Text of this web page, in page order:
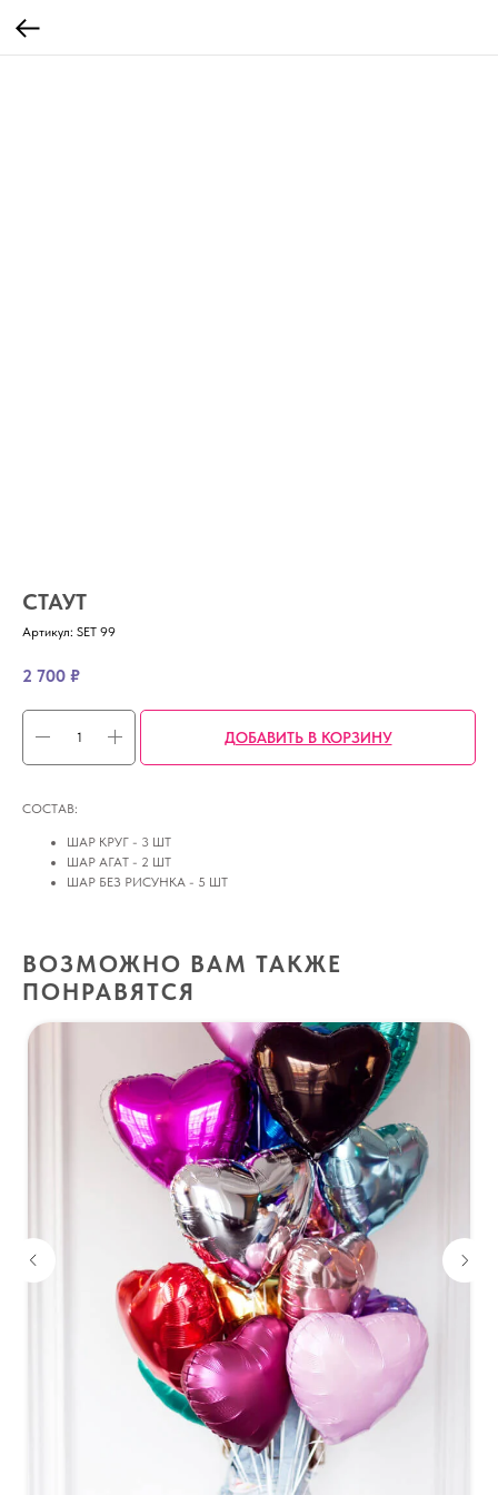
СТАУТ
Артикул: SET 99
2 700 ₽
ДОБАВИТЬ В КОРЗИНУ
СОСТАВ:
ШАР КРУГ - 3 ШТ
ШАР АГАТ - 2 ШТ
ШАР БЕЗ РИСУНКА - 5 ШТ
ВОЗМОЖНО ВАМ ТАКЖЕ
ПОНРАВЯТСЯ